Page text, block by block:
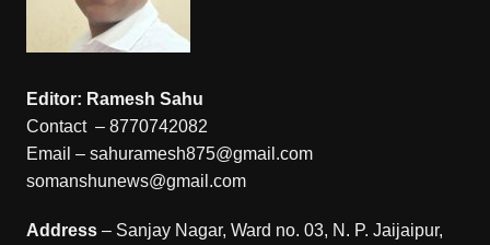
Editor: Ramesh Sahu
Contact – 8770742082
Email – sahuramesh875@gmail.com
somanshunews@gmail.com
Address– Sanjay Nagar, Ward no. 03, N. P. Jaijaipur,